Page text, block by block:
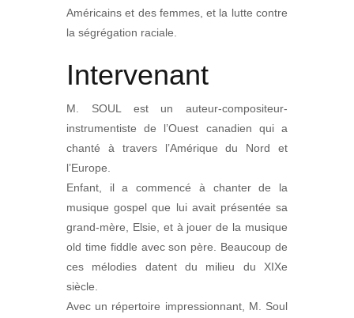
Américains et des femmes, et la lutte contre
la ségrégation raciale.
Intervenant
M. SOUL est un auteur-compositeur-
instrumentiste de l’Ouest canadien qui a
chanté à travers l’Amérique du Nord et
l’Europe.
Enfant, il a commencé à chanter de la
musique gospel que lui avait présentée sa
grand-mère, Elsie, et à jouer de la musique
old time fiddle avec son père. Beaucoup de
ces mélodies datent du milieu du XIXe
siècle.
Avec un répertoire impressionnant, M. Soul